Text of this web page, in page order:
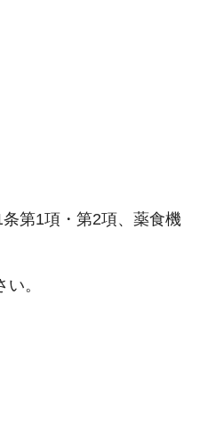
第1項・第2項、薬食機
。